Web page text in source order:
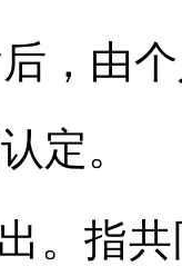
，由
定。
出。指